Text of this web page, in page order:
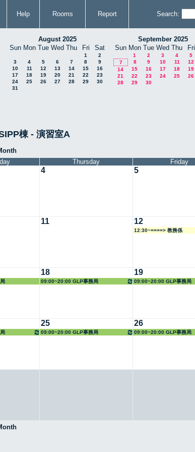
Help Rooms Report Search:
August 2025
Sun Mon Tue Wed Thu Fri Sat
1
2
3
4 5 6 7 8
9
10
11 12 13 14 15
16
17
18 19 20 21 22
23
24
25 26 27 28 29
30
31
September 2025
Sun Mon Tue Wed Thu Fri
1 2 3 4 5
7
8 9 10 11 12
14
15 16 17 18 19
21
22 23 24 25 26
28
29 30
棟 - 演習室A
Thursday Friday
4 5
11 12
12:30~====> 教務係
18
09:00~20:00 GLP事務局
19
09:00~20:00 GLP事務局
25
09:00~20:00 GLP事務局
26
09:00~20:00 GLP事務局